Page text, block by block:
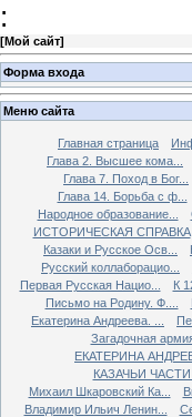
:
[Мой сайт]
Форма входа
Меню сайта
Главная страница
Глава 2. Высшее кома...
Глава 7. Поход в Бог...
Глава 14. Борьба с ф...
Народное образование...
ИСТОРИЧЕСКАЯ СПРАВКА
Казаки и Русское Осв...
Русский коллаборацио...
Первая Русская Нацио...
К
Письмо на Родину. Ф....
Екатерина Андреева. ...
Загадочная армия
ЕКАТЕРИНА
КАЗАЧЬИ ЧАСТИ
Михаил Шкаровский Ка...
Владимир Ильич Ленин...